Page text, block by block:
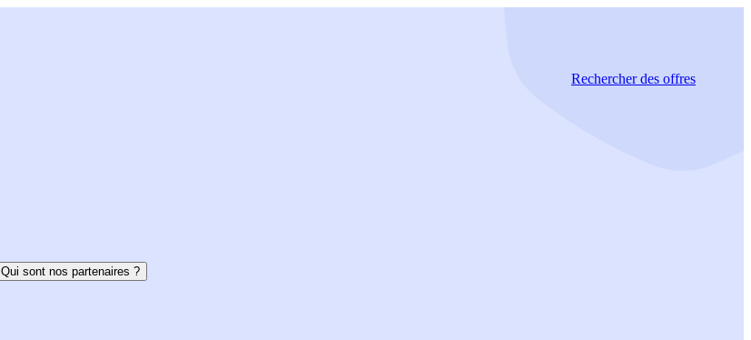
Rechercherdes offres
Qui sont nos partenaires ?